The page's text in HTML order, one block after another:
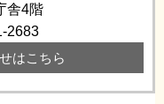
舎4階
2683
はこちら